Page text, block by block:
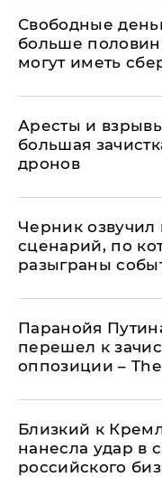
Свободные
больше
могут иметь
Аресты и
большая
дронов
Черник
сценарий, по
разыграны
Паранойя
перешел к
оппозиции –
Близкий к
нанесла удар в
российского